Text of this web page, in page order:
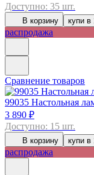
Доступно: 35 шт.
В корзину купи в
распродажа
Сравнение товаров
99035 Настольная
3 890 ₽
Доступно: 15 шт.
В корзину купи в
распродажа